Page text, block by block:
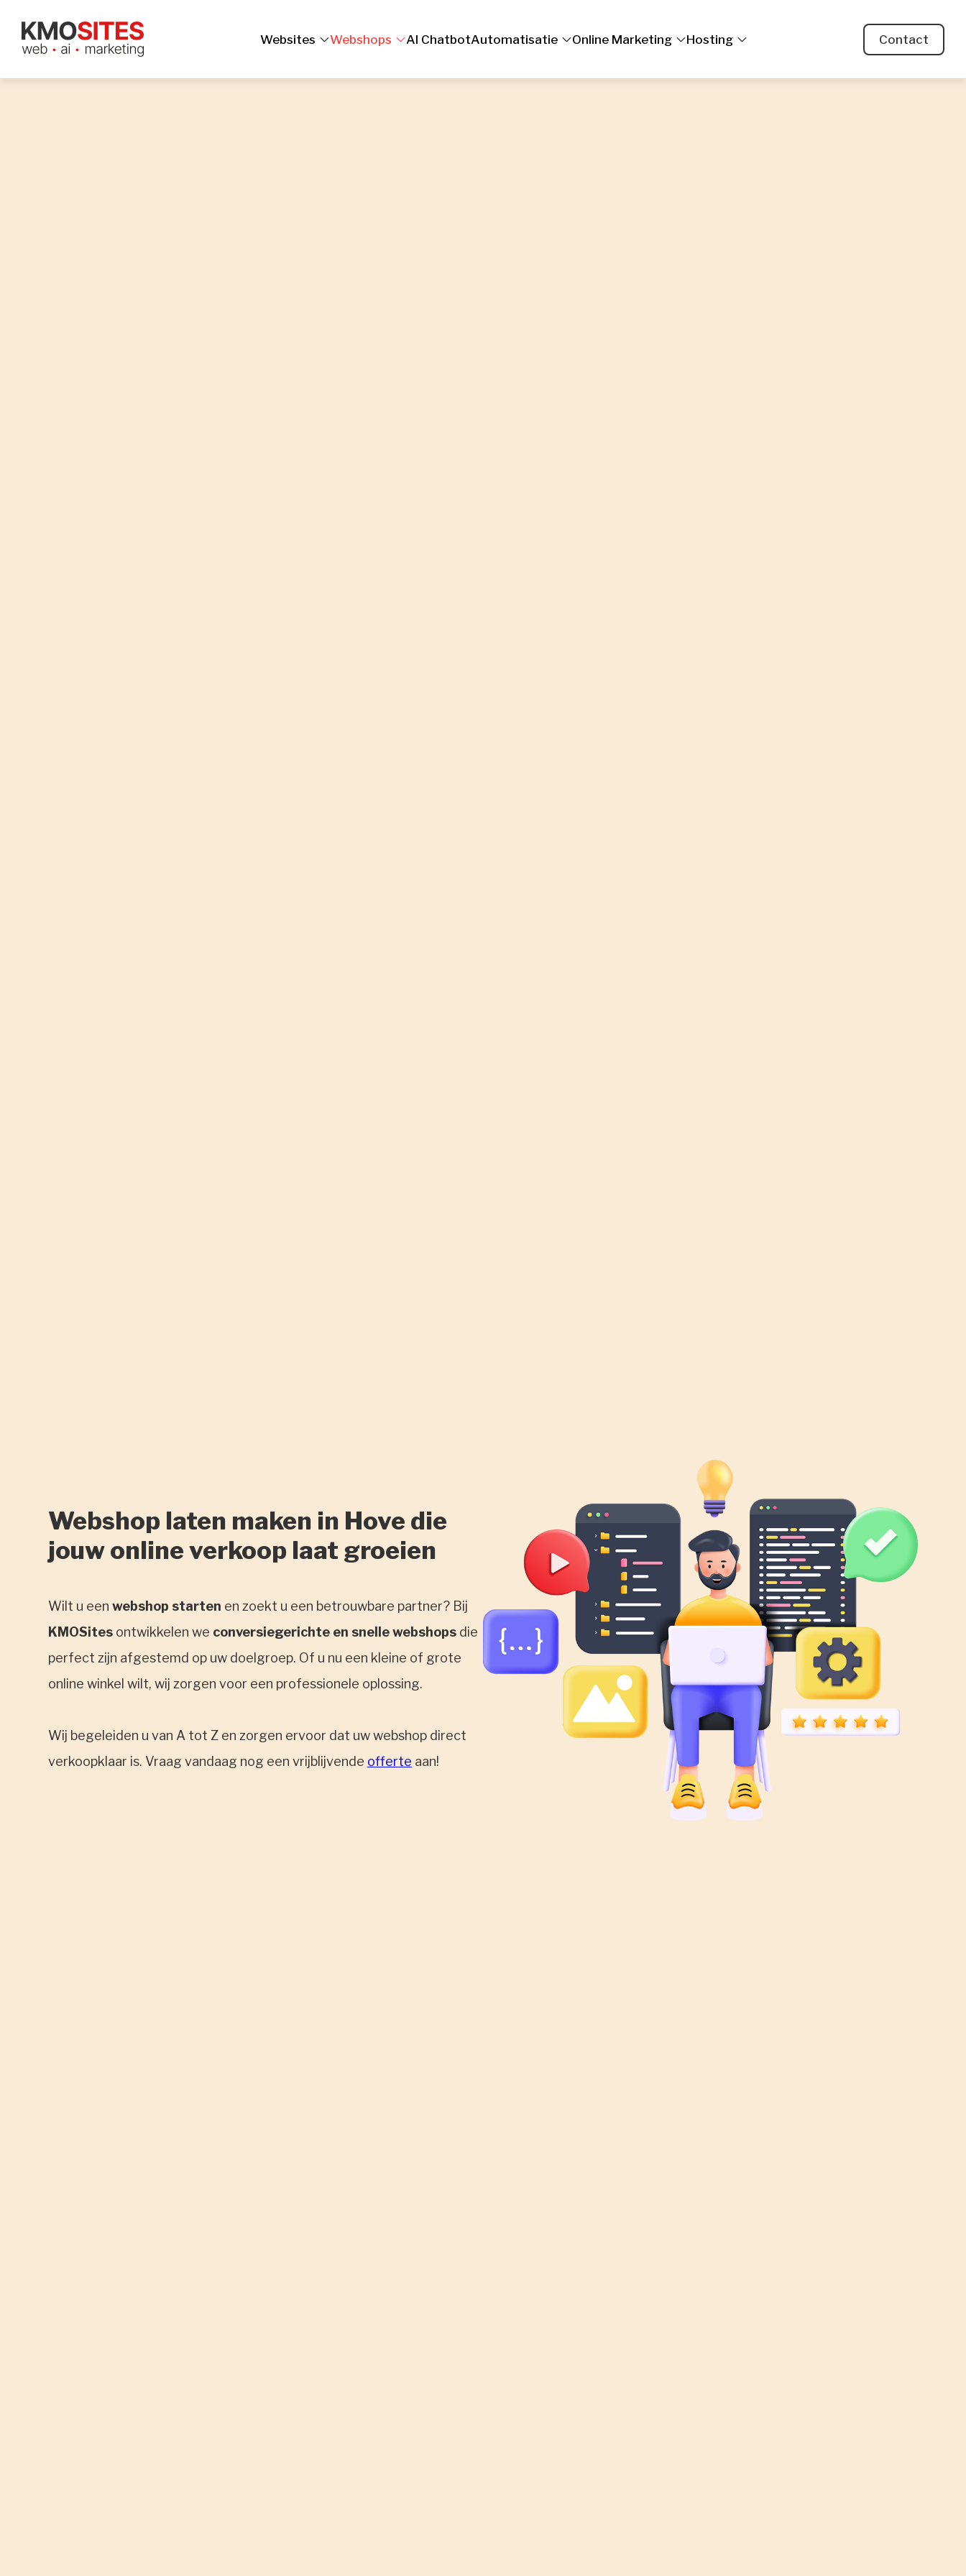
Websites Webshops AI ChatbotAutomatisatie Online Marketing Hosting Contact
Webshop laten maken in Hove die
jouw online verkoop laat groeien
Wilt u eenwebshop starten en zoekt u een betrouwbare partner? Bij
KMOSites ontwikkelen we conversiegerichte en snelle webshops die
perfect zijn afgestemd op uw doelgroep. Of u nu een kleine of grote
online winkel wilt, wij zorgen voor een professionele oplossing.
Wij begeleiden u van A tot Z en zorgen ervoor dat uw webshop direct
verkoopklaar is. Vraag vandaag nog een vrijblijvende offerte aan!